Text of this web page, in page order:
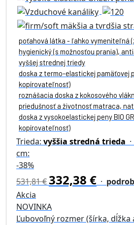
poťahová látka - ľahko vymeniteľná
hygienický (s možnosťou prania),
vyššej strednej triedy
doska z termo-elastickej pamäťovej
kopírovateľnosť)
roznášacia doska z kokosového
priedušnosť a životnosť matraca,
doska z vysokoelastickej peny BIO
kopírovateľnosť)
Trieda: vyššia stredná trieda
cm:
-38%
531,81 €332,38 € ·
Akcia
NOVINKA
Ľubovoľný rozmer (šírka, dĺžka